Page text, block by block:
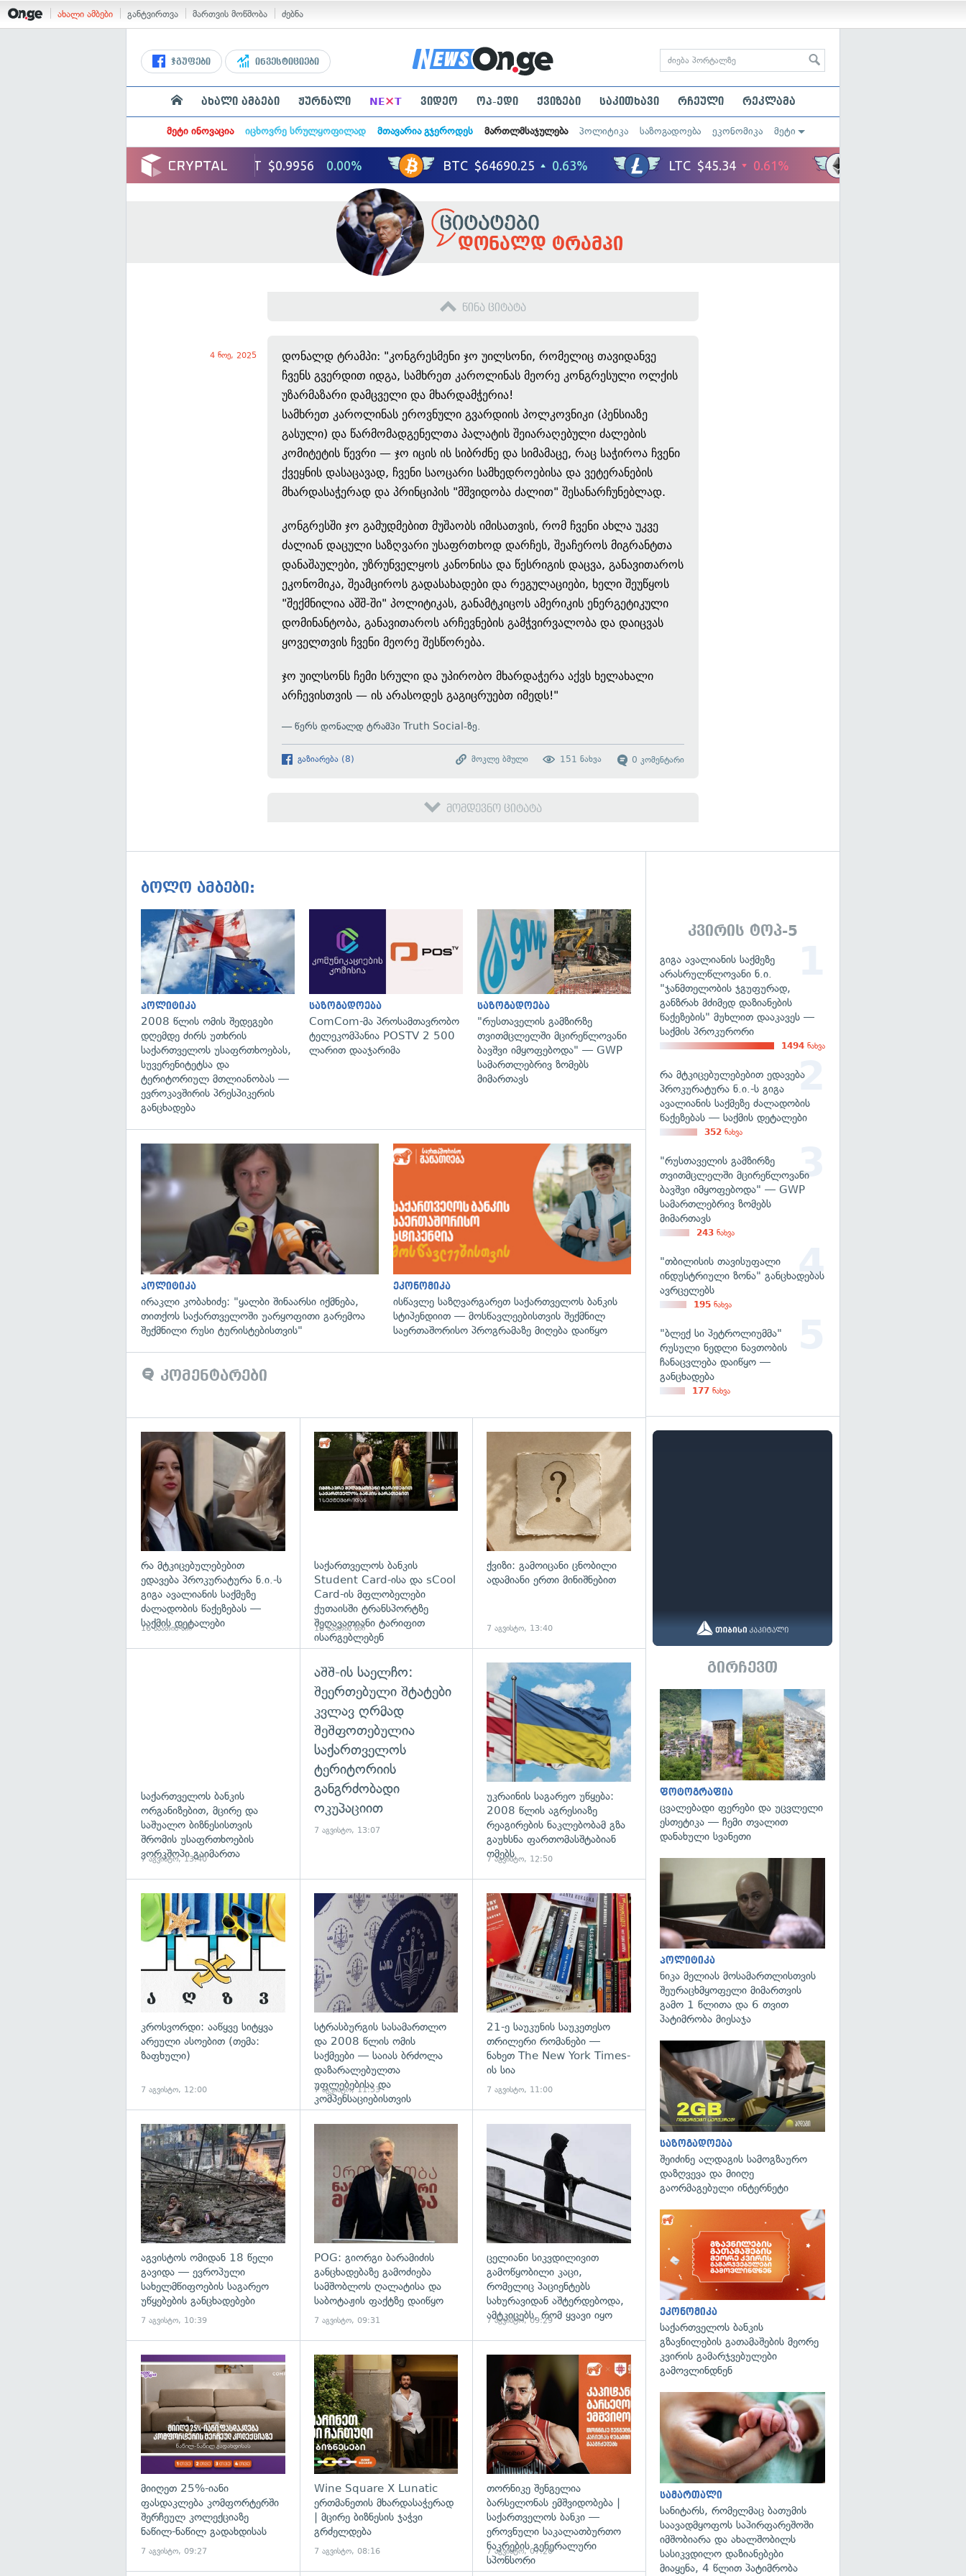
ახალი ამბები განტვირთვა მართვის მოწმობა ძებნა
ჯგუფები ინვესტიციები
ახალი ამბები ჟურნალი NE×T ვიდეო ოპ-ედი ქვიზები საკითხავი რჩეული რეკლამა
მეტი ინოვაცია იცხოვრე სრულყოფილად მთავარია გჯეროდეს მართლმსაჯულება პოლიტიკა საზოგადოება ეკონომიკა მეტი
დონალდ ტრამპი
წინა ციტატა
4 ნოე, 2025
დონალდ ტრამპი: "კონგრესმენი ჯო უილსონი, რომელიც თავიდანვე
ჩვენს გვერდით იდგა, სამხრეთ კაროლინას მეორე კონგრესული ოლქის
უზარმაზარი დამცველი და მხარდამჭერია!
სამხრეთ კაროლინას ეროვნული გვარდიის პოლკოვნიკი (პენსიაზე
გასული) და წარმომადგენელთა პალატის შეიარაღებული ძალების
კომიტეტის წევრი — ჯო იცის ის სიბრძნე და სიმამაცე, რაც საჭიროა ჩვენი
ქვეყნის დასაცავად, ჩვენი საოცარი სამხედროებისა და ვეტერანების
მხარდასაჭერად და პრინციპის "მშვიდობა ძალით" შესანარჩუნებლად.
კონგრესში ჯო გამუდმებით მუშაობს იმისათვის, რომ ჩვენი ახლა უკვე
ძალიან დაცული საზღვარი უსაფრთხოდ დარჩეს, შეაჩეროს მიგრანტთა
დანაშაულები, უზრუნველყოს კანონისა და წესრიგის დაცვა, განავითაროს
ეკონომიკა, შეამციროს გადასახადები და რეგულაციები, ხელი შეუწყოს
"შექმნილია აშშ-ში" პოლიტიკას, განამტკიცოს ამერიკის ენერგეტიკული
დომინანტობა, განავითაროს არჩევნების გამჭვირვალობა და დაიცვას
ყოველთვის ჩვენი მეორე შესწორება.
ჯო უილსონს ჩემი სრული და უპირობო მხარდაჭერა აქვს ხელახალი
არჩევისთვის — ის არასოდეს გაგიცრუებთ იმედს!"
— წერს დონალდ ტრამპი Truth Social-ზე.
გაზიარება (8) 0 კომენტარი
151 ნახვა
მოკლე ბმული
მომდევნო ციტატა
ბოლო ამბები:
პოლიტიკა
2008 წლის ომის შედეგები
დღემდე ძირს უთხრის
საქართველოს უსაფრთხოებას,
სუვერენიტეტსა და
ტერიტორიულ მთლიანობას —
ევროკავშირის პრესპიკერის
განცხადება
გადახედვა
საზოგადოება
ComCom-მა პროსამთავრობო
ტელეკომპანია POSTV 2 500
ლარით დააჯარიმა
გადახედვა
საზოგადოება
"რუსთაველის გამზირზე
თვითმცლელში მცირეწლოვანი
ბავშვი იმყოფებოდა" — GWP
სამართლებრივ ზომებს
მიმართავს
გადახედვა
პოლიტიკა
ირაკლი კობახიძე: "ყალბი შინაარსი იქმნება,
თითქოს საქართველოში უარყოფითი გარემოა
შექმნილი რუსი ტურისტებისთვის"
ეკონომიკა
ისწავლე საზღვარგარეთ საქართველოს ბანკის
სტიპენდიით — მოსწავლეებისთვის შექმნილ
საერთაშორისო პროგრამაზე მიღება დაიწყო
კომენტარები
გადახედვა
რა მტკიცებულებებით
ედავება პროკურატურა ნ.ი.-ს
გიგა ავალიანის საქმეზე
ძალადობის წაქეზებას —
საქმის დეტალები
16 საათის წინ
საქართველოს ბანკის
Student Card-ისა და sCool
Card-ის მფლობელები
ქუთაისში ტრანსპორტზე
შეღავათიანი ტარიფით
ისარგებლებენ
18 საათის წინ
ქვიზი: გამოიცანი ცნობილი
ადამიანი ერთი მინიშნებით
7 აგვისტო, 13:40
საქართველოს ბანკის
ორგანიზებით, მცირე და
საშუალო ბიზნესისთვის
შრომის უსაფრთხოების
ვორკშოპი გაიმართა
7 აგვისტო, 13:40
აშშ-ის საელჩო:
შეერთებული შტატები
კვლავ ღრმად
შეშფოთებულია
საქართველოს
ტერიტორიის
განგრძობადი
ოკუპაციით
7 აგვისტო, 13:07
უკრაინის საგარეო უწყება:
2008 წლის აგრესიაზე
რეაგირების ნაკლებობამ გზა
გაუხსნა ფართომასშტაბიან
ომებს
7 აგვისტო, 12:50
გადახედვა
კროსვორდი: ააწყვე სიტყვა
არეული ასოებით (თემა:
ზაფხული)
7 აგვისტო, 12:00
გადახედვა
სტრასბურგის სასამართლო
და 2008 წლის ომის
საქმეები — საიას ბრძოლა
დაზარალებულთა
უფლებებისა და
კომპენსაციებისთვის
7 აგვისტო, 11:53
გადახედვა
21-ე საუკუნის საუკეთესო
თრილერი რომანები —
ნახეთ The New York Times-
ის სია
7 აგვისტო, 11:00
აგვისტოს ომიდან 18 წელი
გავიდა — ევროპული
სახელმწიფოების საგარეო
უწყებების განცხადებები
7 აგვისტო, 10:39
POG: გიორგი ბარამიძის
განცხადებაზე გამოძიება
სამშობლოს ღალატისა და
საბოტაჟის ფაქტზე დაიწყო
7 აგვისტო, 09:31
გადახედვა
ცელიანი სიკვდილივით
გამოწყობილი კაცი,
რომელიც პაციენტებს
სახურავიდან აშტერდებოდა,
ამტკიცებს, რომ ყვავი იყო
7 აგვისტო, 09:29
მიიღეთ 25%-იანი
ფასდაკლება კომფორტერში
შერჩეულ კოლექციაზე
ნაწილ-ნაწილ გადახდისას
7 აგვისტო, 09:27
Wine Square X Lunatic
ერთმანეთის მხარდასაჭერად
| მცირე ბიზნესის ჯაჭვი
გრძელდება
7 აგვისტო, 08:16
თორნიკე შენგელია
ბარსელონას ემშვიდობება |
საქართველოს ბანკი —
ეროვნული საკალათბურთო
ნაკრების გენერალური
სპონსორი
7 აგვისტო, 07:20
კვირის ტოპ-5
გიგა ავალიანის საქმეზე
არასრულწლოვანი ნ.ი.
"ჯანმთელობის ჯგუფურად,
განზრახ მძიმედ დაზიანების
წაქეზების" მუხლით დააკავეს —
საქმის პროკურორი
1494 ნახვა
რა მტკიცებულებებით ედავება
პროკურატურა ნ.ი.-ს გიგა
ავალიანის საქმეზე ძალადობის
წაქეზებას — საქმის დეტალები
352 ნახვა
"რუსთაველის გამზირზე
თვითმცლელში მცირეწლოვანი
ბავშვი იმყოფებოდა" — GWP
სამართლებრივ ზომებს
მიმართავს
243 ნახვა
"თბილისის თავისუფალი
ინდუსტრიული ზონა" განცხადებას
ავრცელებს
195 ნახვა
"ბლექ სი პეტროლიუმმა"
რუსული ნედლი ნავთობის
ჩანაცვლება დაიწყო —
განცხადება
177 ნახვა
გირჩევთ
ფოტოგრაფია
ცვალებადი ფერები და უცვლელი
ესთეტიკა — ჩემი თვალით
დანახული სვანეთი
პოლიტიკა
ნიკა მელიას მოსამართლისთვის
შეურაცხმყოფელი მიმართვის
გამო 1 წლითა და 6 თვით
პატიმრობა მიესაჯა
საზოგადოება
შეიძინე ალდაგის სამოგზაურო
დაზღვევა და მიიღე
გაორმაგებული ინტერნეტი
ეკონომიკა
საქართველოს ბანკის
გზავნილების გათამაშების მეორე
კვირის გამარჯვებულები
გამოვლინდნენ
სამართალი
სანიტარს, რომელმაც ბათუმის
საავადმყოფოს საპირფარეშოში
იმშობიარა და ახალშობილს
სასიკვდილო დაზიანებები
მიაყენა, 4 წლით პატიმრობა